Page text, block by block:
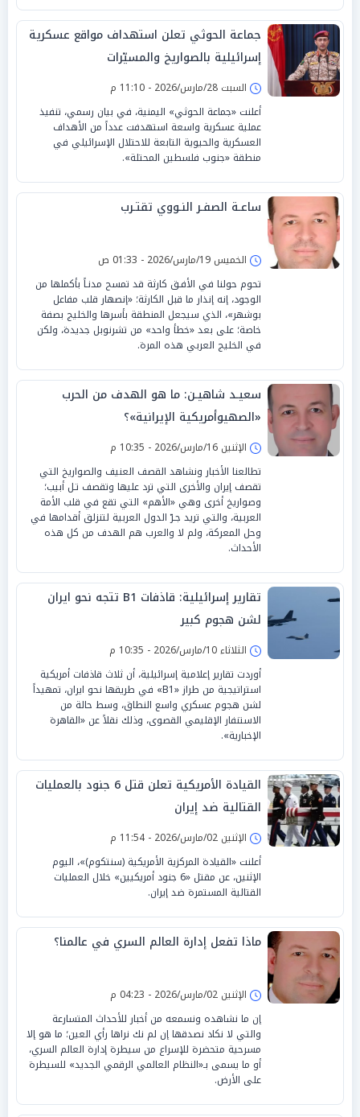
جماعة الحوثي تعلن استهداف مواقع عسكرية
إسرائيلية بالصواريخ والمسيّرات
السبت 28/مارس/2026 - 11:10 م
أعلنت «جماعة الحوثي» اليمنية، في بيان رسمي، تنفيذ
عملية عسكرية واسعة استهدفت عدداً من الأهداف
العسكرية والحيوية التابعة للاحتلال الإسرائيلي في
منطقة «جنوب فلسطين المحتلة».
ساعـة الصفـر النـووي تقتـرب
الخميس 19/مارس/2026 - 01:33 ص
تحوم حولنا في الأفـق كارثة قد تمسح مدنـاً بأكملها من
الوجود، إنه إنذار ما قبل الكارثة؛ «إنصهار قلب مفاعل
بوشهر»، الذي سيجعل المنطقة بأسرها والخليج بصفة
خاصة؛ على بعد «خطأ واحد» من تشرنوبل جديدة، ولكن
في الخليج العربي هذه المرة.
سعيـد شاهيـن: ما هو الهدف من الحرب
«الصهيوأمريكية الإيرانية»؟
الإثنين 16/مارس/2026 - 10:35 م
تطالعنا الأخبار ونشاهد القصف العنيف والصواريخ التي
تقصف إيران والأخرى التي ترد عليها وتقصف تـل أبيب؛
وصواريخ أخرى وهي «الأهم» التي تقع في قلب الأمة
العربية، والتي تريد جـرّ الدول العربية لتنزلق أقدامها في
وحل المعركة، ولم لا والعرب هم الهدف من كل هذه
الأحداث.
تقارير إسرائيلية: قاذفات B1 تتجه نحو ايران
لشن هجوم كبير
الثلاثاء 10/مارس/2026 - 10:35 م
أوردت تقارير إعلامية إسرائيلية، أن ثلاث قاذفات أمريكية
استراتيجية من طراز «B1» في طريقها نحو ايران، تمهيداً
لشن هجوم عسكري واسع النطاق، وسط حالة من
الاستنفار الإقليمي القصوى، وذلك نقلاً عن «القاهرة
الإخبارية».
القيادة الأمريكية تعلن قتل 6 جنود بالعمليات
القتالية ضد إيران
الإثنين 02/مارس/2026 - 11:54 م
أعلنت «القيادة المركزية الأمريكية (سنتكوم)»، اليوم
الإثنين، عن مقتل «6 جنود أمريكيين» خلال العمليات
القتالية المستمرة ضد إيران.
ماذا تفعل إدارة العالم السري في عالمنا؟
الإثنين 02/مارس/2026 - 04:23 م
إن ما نشاهده ونسمعه من أخبار للأحداث المتسارعة
والتي لا نكاد نصدقها إن لم نك نراها رأي العين؛ ما هو إلا
مسرحية متحضرة للإسراع من سيطرة إدارة العالم السري،
أو ما يسمى بـ«النظام العالمي الرقمي الجديد» للسيطرة
على الأرض.